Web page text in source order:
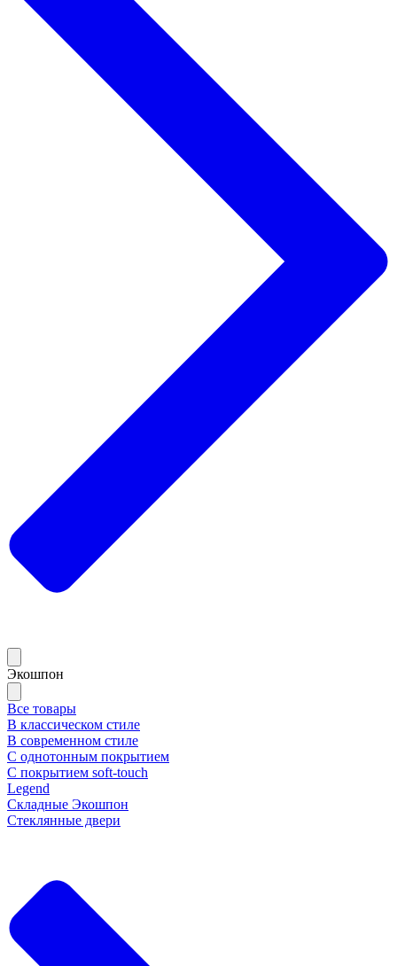
Экошпон
Все товары
В классическом стиле
В современном стиле
С однотонным покрытием
С покрытием soft-touch
Legend
Складные Экошпон
Стеклянные двери